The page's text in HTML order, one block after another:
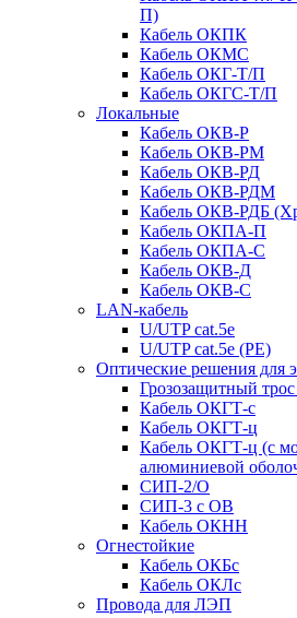
П)
Кабель ОКПК
Кабель ОКМС
Кабель ОКГ-Т/П
Кабель ОКГС-Т/П
Локальные
Кабель ОКВ-Р
Кабель ОКВ-РМ
Кабель ОКВ-РД
Кабель ОКВ-РДМ
Кабель ОКВ-РДБ
Кабель ОКПА-П
Кабель ОКПА-С
Кабель ОКВ-Д
Кабель ОКВ-С
LAN-кабель
U/UTP cat.5e
U/UTP cat.5e (PE)
Оптические решения для
Грозозащитный
Кабель ОКГТ-с
Кабель ОКГТ-ц
Кабель ОКГТ-ц (с
алюминиевой
СИП-2/О
СИП-3 с ОВ
Кабель ОКНН
Огнестойкие
Кабель ОКБc
Кабель ОКЛc
Провода для ЛЭП